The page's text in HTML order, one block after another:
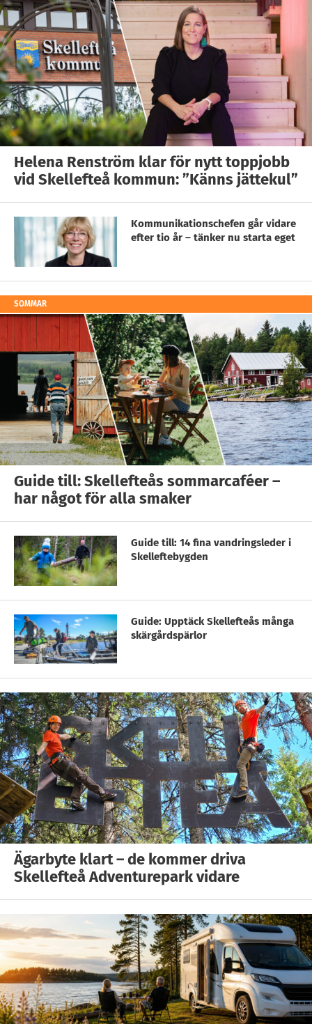
Helena Renström klar för nytt toppjobb
vid Skellefteå kommun: ”Känns jättekul”
Kommunikationschefen går vidare
efter tio år – tänker nu starta eget
SOMMAR
Guide till: Skellefteås sommarcaféer –
har något för alla smaker
Guide till: 14 fina vandringsleder i
Skelleftebygden
Guide: Upptäck Skellefteås många
skärgårdspärlor
Ägarbyte klart – de kommer driva
Skellefteå Adventurepark vidare